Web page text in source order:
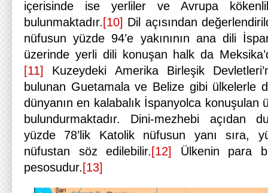
içerisinde ise yerliler ve Avrupa
bulunmaktadır. [10] Dil açısından
nüfusun yüzde 94’e yakınının ana dili
üzerinde yerli dili konuşan halk da
[11]
Kuzeydeki Amerika Birleşik
bulunan Guetamala ve Belize gibi ülkelerle
dünyanın en kalabalık İspanyolca konuşulan
bulundurmaktadır. Dini-mezhebi açıdan
yüzde 78’lik Katolik nüfusun yanı sıra,
nüfustan söz edilebilir. [12]
Ülkenin para
pesosudur. [13]